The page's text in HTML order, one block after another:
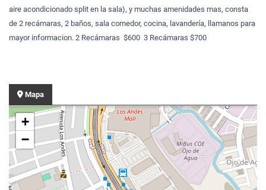
aire acondicionado split en la sala), y muchas amenidades mas, consta
de 2 recámaras, 2 baños, sala comedor, cocina, lavandería, llamanos para
mayor informacion. 2 Recámaras $600 3 Recámaras $700
Mapa
+
−